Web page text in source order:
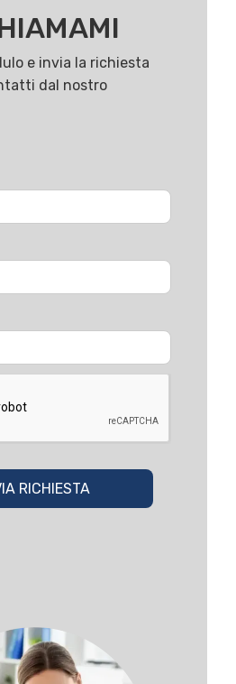
e invia la richiesta
dal nostro